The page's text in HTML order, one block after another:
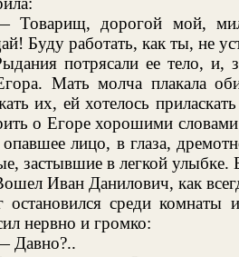
Товарищ, дорогой мой,
Буду работать, как ты, не
потрясали ее тело, и,
Мать молча плакала
их, ей хотелось
о Егоре хорошими
опавшее лицо, в глаза,
застывшие в легкой улыбке.
Иван Данилович, как
остановился среди
нервно и громко:
Давно?..